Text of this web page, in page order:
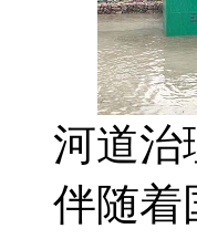
河道治
伴随着